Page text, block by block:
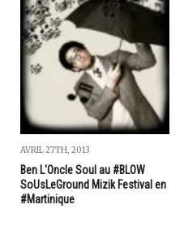
AVRIL 27TH, 2013
Ben L'Oncle Soul au #BLOW
SoUsLeGround Mizik Festival en
#Martinique